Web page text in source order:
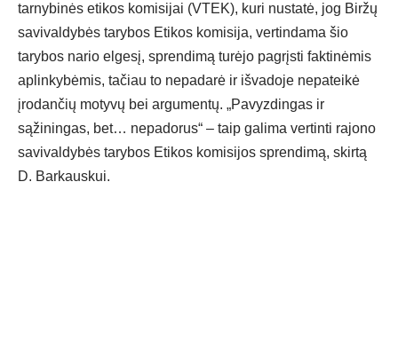
tarnybinės etikos komisijai (VTEK), kuri nustatė, jog Biržų
savivaldybės tarybos Etikos komisija, vertindama šio
tarybos nario elgesį, sprendimą turėjo pagrįsti faktinėmis
aplinkybėmis, tačiau to nepadarė ir išvadoje nepateikė
įrodančių motyvų bei argumentų. „Pavyzdingas ir
sąžiningas, bet… nepadorus“ – taip galima vertinti rajono
savivaldybės tarybos Etikos komisijos sprendimą, skirtą
D. Barkauskui.